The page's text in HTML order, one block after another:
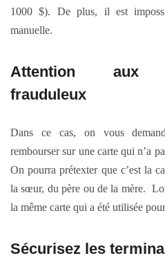
1000 $). De plus, il est
manuelle.
Attention aux
frauduleux
Dans ce cas, on vous
rembourser sur une carte qui n’a
On pourra prétexter que c’est la
la sœur, du père ou de la mère.
la même carte qui a été utilisée
Sécurisez les